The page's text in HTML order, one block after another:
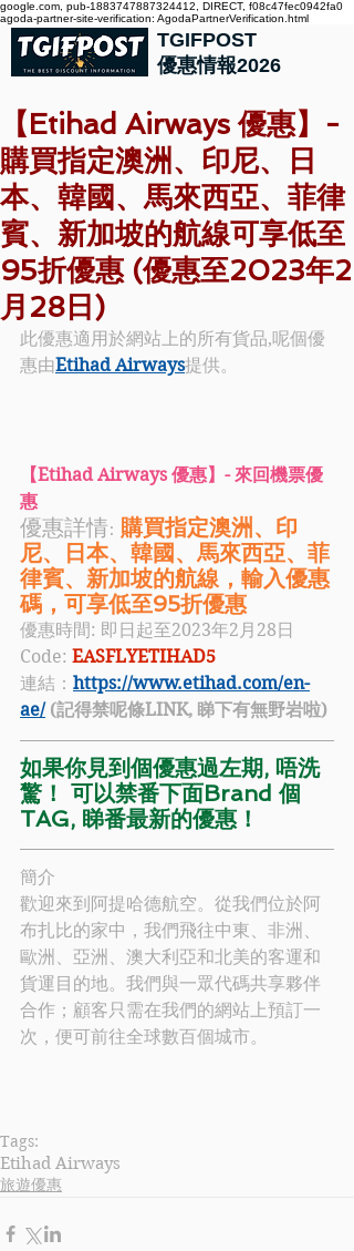
google.com, pub-1883747887324412, DIRECT, f08c47fec0942fa0
agoda-partner-site-verification: AgodaPartnerVerification.html
TGIFPOST
優惠情報2026
【Etihad Airways 優惠】-
購買指定澳洲、印尼、日
本、韓國、馬來西亞、菲律
賓、新加坡的航線可享低至
95折優惠 (優惠至2023年2
月28日)
此優惠適用於網站上的所有貨品,呢個優
惠由Etihad Airways提供。
【Etihad Airways 優惠】- 來回機票優
惠
優惠詳情: 購買指定澳洲、印
尼、日本、韓國、馬來西亞、菲
律賓、新加坡的航線，輸入優惠
碼，可享低至95折優惠
優惠時間: 即日起至2023年2月28日
Code: EASFLYETIHAD5
連結： https://www.etihad.com/en-
ae/ (記得禁呢條LINK, 睇下有無野岩啦)
如果你見到個優惠過左期, 唔洗
驚！ 可以禁番下面Brand 個
TAG, 睇番最新的優惠！
簡介
歡迎來到 阿提哈德航空。從我們位於阿
布扎比的家中，我們飛往中東、非洲、
歐洲、亞洲、澳大利亞和北美的客運和
貨運目的地。我們與一眾代碼共享夥伴
合作；顧客只需在我們的網站上預訂一
次，便可前往全球數百個城市。
Tags:
Etihad Airways
旅遊優惠